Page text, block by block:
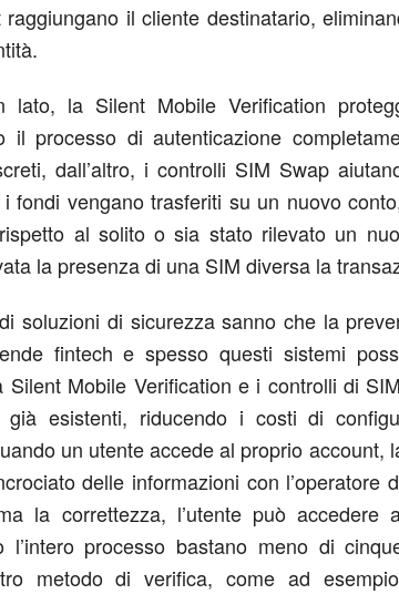
raggiungano il cliente destinatario,
lato, la Silent Mobile Verification
il processo di autenticazione
dall’altro, i controlli SIM Swap
fondi vengano trasferiti su un nuovo
al solito o sia stato rilevato un
la presenza di una SIM diversa la
soluzioni di sicurezza sanno che la
fintech e spesso questi sistemi
Silent Mobile Verification e i controlli di
già esistenti, riducendo i costi di
un utente accede al proprio account,
delle informazioni con l’operatore
la correttezza, l’utente può accedere
l’intero processo bastano meno di
metodo di verifica, come ad